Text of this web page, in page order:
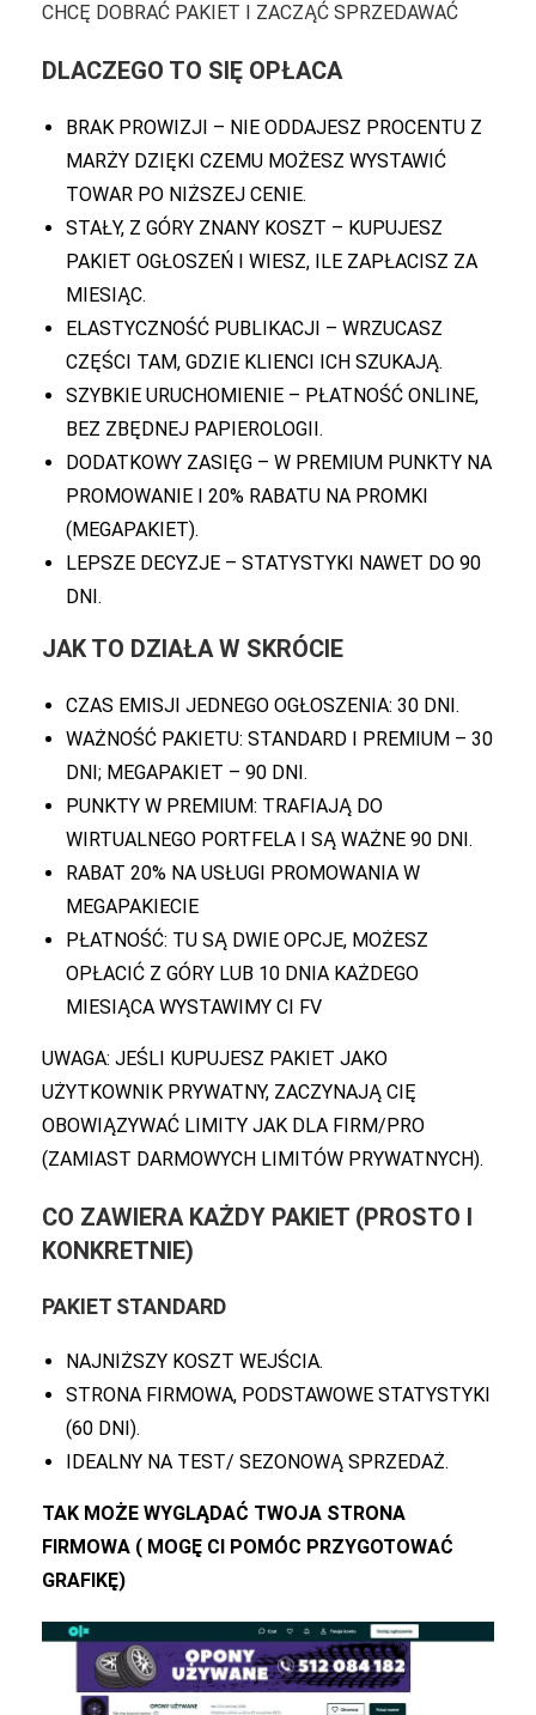
CHCĘ DOBRAĆ PAKIET I ZACZĄĆ SPRZEDAWAĆ
DLACZEGO TO SIĘ OPŁACA
BRAK PROWIZJI – NIE ODDAJESZ PROCENTU Z
MARŻY DZIĘKI CZEMU MOŻESZ WYSTAWIĆ
TOWAR PO NIŻSZEJ CENIE.
STAŁY, Z GÓRY ZNANY KOSZT – KUPUJESZ
PAKIET OGŁOSZEŃ I WIESZ, ILE ZAPŁACISZ ZA
MIESIĄC.
ELASTYCZNOŚĆ PUBLIKACJI – WRZUCASZ
CZĘŚCI TAM, GDZIE KLIENCI ICH SZUKAJĄ.
SZYBKIE URUCHOMIENIE – PŁATNOŚĆ ONLINE,
BEZ ZBĘDNEJ PAPIEROLOGII.
DODATKOWY ZASIĘG – W PREMIUM PUNKTY NA
PROMOWANIE I 20% RABATU NA PROMKI
(MEGAPAKIET).
LEPSZE DECYZJE – STATYSTYKI NAWET DO 90
DNI.
JAK TO DZIAŁA W SKRÓCIE
CZAS EMISJI JEDNEGO OGŁOSZENIA: 30 DNI.
WAŻNOŚĆ PAKIETU: STANDARD I PREMIUM – 30
DNI; MEGAPAKIET – 90 DNI.
PUNKTY W PREMIUM: TRAFIAJĄ DO
WIRTUALNEGO PORTFELA I SĄ WAŻNE 90 DNI.
RABAT 20% NA USŁUGI PROMOWANIA W
MEGAPAKIECIE
PŁATNOŚĆ: TU SĄ DWIE OPCJE, MOŻESZ
OPŁACIĆ Z GÓRY LUB 10 DNIA KAŻDEGO
MIESIĄCA WYSTAWIMY CI FV
UWAGA: JEŚLI KUPUJESZ PAKIET JAKO
UŻYTKOWNIK PRYWATNY, ZACZYNAJĄ CIĘ
OBOWIĄZYWAĆ LIMITY JAK DLA FIRM/PRO
(ZAMIAST DARMOWYCH LIMITÓW PRYWATNYCH).
CO ZAWIERA KAŻDY PAKIET (PROSTO I
KONKRETNIE)
PAKIET STANDARD
NAJNIŻSZY KOSZT WEJŚCIA.
STRONA FIRMOWA, PODSTAWOWE STATYSTYKI
(60 DNI).
IDEALNY NA TEST/ SEZONOWĄ SPRZEDAŻ.
TAK MOŻE WYGLĄDAĆ TWOJA STRONA
FIRMOWA ( MOGĘ CI POMÓC PRZYGOTOWAĆ
GRAFIKĘ)